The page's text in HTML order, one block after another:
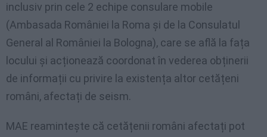
inclusiv prin cele 2 echipe consulare mobile
(Ambasada României la Roma și de la Consulatul
General al României la Bologna), care se află la fața
locului şi acționează coordonat în vederea obținerii
de informații cu privire la existența altor cetățeni
români, afectați de seism.
MAE reamintește că cetățenii români afectați pot